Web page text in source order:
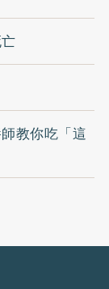
教你吃「這